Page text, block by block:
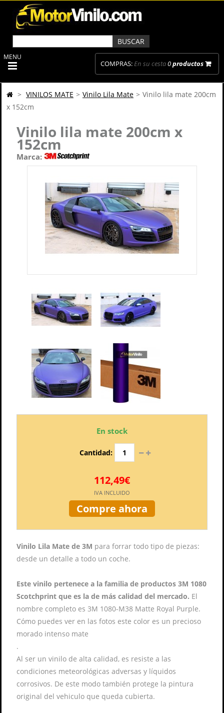
COMPRAS:En su cesta0productos
MENU
> VINILOS MATE > Vinilo Lila Mate > Vinilo lila mate 200cm
x 152cm
Vinilo lila mate 200cm x
152cm
Marca:
En stock
Cantidad:
112,49€
IVA INCLUIDO
Compre ahora
Vinilo Lila Mate de 3M para forrar todo tipo de piezas:
desde un detalle a todo un coche.
Este vinilo pertenece a la familia de productos 3M 1080
Scotchprint que es la de más calidad del mercado. El
nombre completo es 3M 1080-M38 Matte Royal Purple.
Cómo puedes ver en las fotos este color es un precioso
morado intenso mate
.
Al ser un vinilo de alta calidad, es resiste a las
condiciones meteorológicas adversas y líquidos
corrosivos. De este modo también protege la pintura
original del vehiculo que queda cubierta.